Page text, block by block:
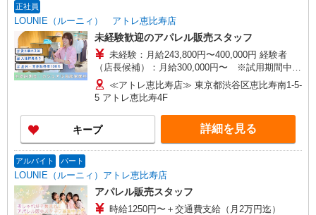
正社員
LOUNIE（ルーニィ） アトレ恵比寿店
未経験歓迎のアパレル販売スタッフ
未経験：月給243,800円〜400,000円 経験者
（店長候補）：月給300,000円〜 ※試用期間中は
270,000円〜 ★固定残業手当：30,800円（月給に
含む） ※経験・能力考慮 ※固定残業時間は1ヶ月
あたり20時間、超過時は追加で残業手当支給 ※月
3万円まで交通費支給 ※試用期間（2〜3ヶ月）も
同条件 【手当】固定残業手当／資格手当／店舗職
制手当／住宅手当（実家外かつ賃貸の場合のみ別
当の種類はエリアにより異なります。詳細は面接
時にお尋ねください。 ＼入社３大特典キャンペー
ン実施中！／※詳細は備考欄にて
≪アトレ恵比寿店≫ 東京都渋谷区恵比寿南1-5-
5 アトレ恵比寿4F
キープ 詳細を見る
アルバイト パート
LOUNIE（ルーニィ）アトレ恵比寿店
アパレル販売スタッフ
時給1250円〜＋交通費支給（月2万円迄）